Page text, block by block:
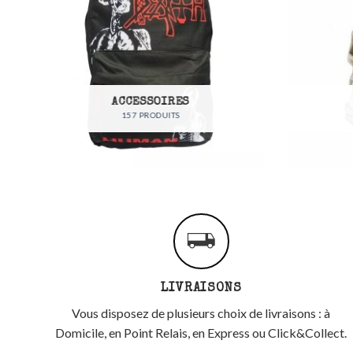
DÉCO
48 PRODUITS
LIVRAISONS
Vous disposez de plusieurs choix de livraisons : à
Domicile, en Point Relais, en Express ou Click&Collect.